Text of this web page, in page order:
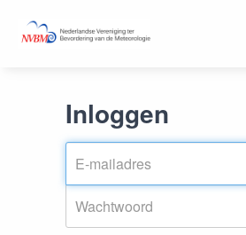
Inloggen